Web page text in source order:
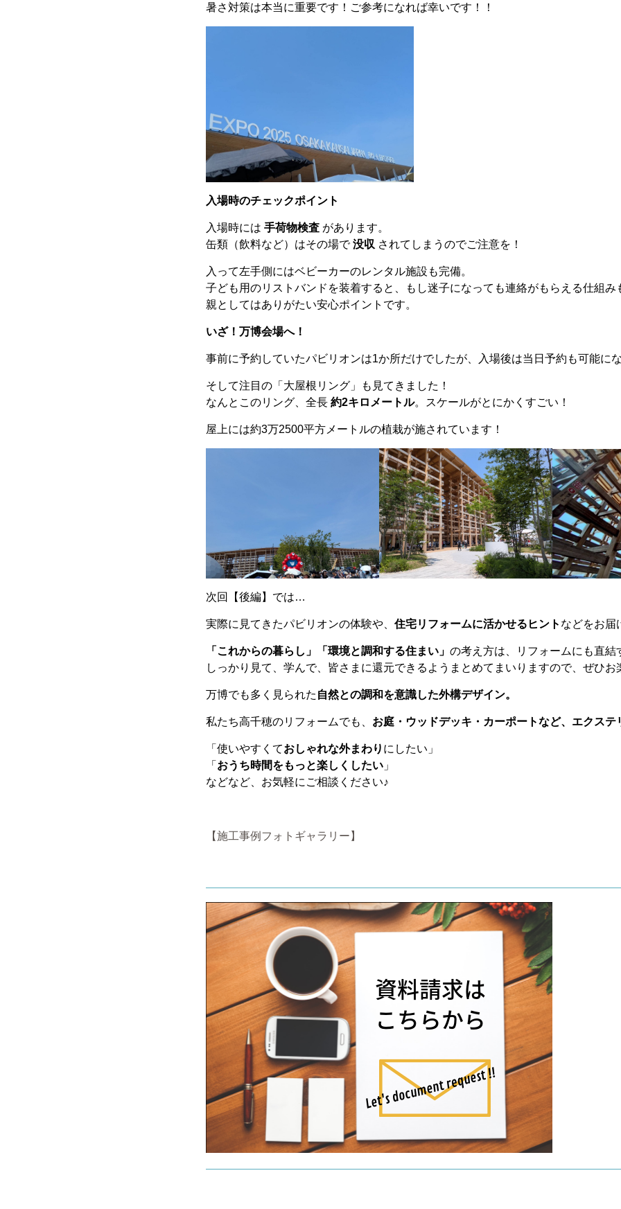
暑さ対策は本当に重要です！ご参考になれば幸いです！！
入場時のチェックポイント
入場時には 手荷物検査 があります。
缶類（飲料など）はその場で没収 されてしまうのでご注意を！
入って左手側にはベビーカーのレンタル施設も完備。
子ども用のリストバンドを装着すると、もし迷子になっても連絡がもらえる仕組み
親としてはありがたい安心ポイントです。
いざ！万博会場へ！
事前に予約していたパビリオンは1か所だけでしたが、入場後は当日予約も可能にな
そして注目の「大屋根リング」も見てきました！
なんとこのリング、全長 約2キロメートル。スケールがとにかくすごい！
屋上には約3万2500平方メートルの植栽が施されています！
次回【後編】では…
実際に見てきたパビリオンの体験や、 住宅リフォームに活かせるヒント などをお届
「これからの暮らし」「環境と調和する住まい」 の考え方は、リフォームにも直結
しっかり見て、学んで、皆さまに還元できるようまとめてまいりますので、ぜひお
万博でも多く見られた 自然との調和を意識した外構デザイン。
私たち高千穂のリフォームでも、 お庭・ウッドデッキ・カーポートなど、エクス
「使いやすくておしゃれな外まわり にしたい」
「 おうち時間をもっと楽しくしたい 」
などなど、お気軽にご相談ください♪
【施工事例フォトギャラリー】